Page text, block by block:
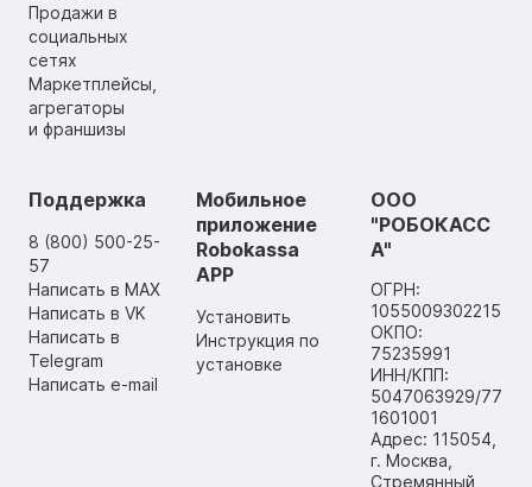
Продажи в
социальных
сетях
Маркетплейсы,
агрегаторы
и франшизы
Поддержка
8 (800) 500-25-
57
Написать в MAX
Написать в VK
Написать в
Telegram
Написать e-mail
Мобильное
приложение
Robokassa
APP
Установить
Инструкция по
установке
ООО
"РОБОКАСС
А"
ОГРН:
1055009302215
ОКПО:
75235991
ИНН/КПП:
5047063929/77
1601001
Адрес: 115054,
г. Москва,
Стремянный